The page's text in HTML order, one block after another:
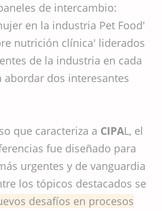
de intercambio:
en la industria Pet Food'
nutrición clínica' liderados
de la industria en cada
abordar dos interesantes
que caracteriza a CIPAL, el
fue diseñado para
urgentes y de vanguardia
los tópicos destacados se
desafíos en procesos